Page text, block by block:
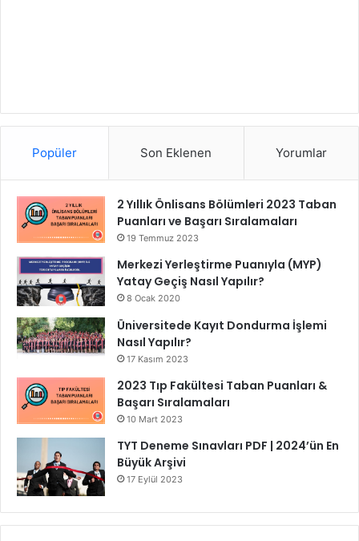
Popüler Son Eklenen Yorumlar
2 Yıllık Önlisans Bölümleri 2023 Taban
Puanları ve Başarı Sıralamaları
19 Temmuz 2023
Merkezi Yerleştirme Puanıyla (MYP)
Yatay Geçiş Nasıl Yapılır?
8 Ocak 2020
Üniversitede Kayıt Dondurma İşlemi
Nasıl Yapılır?
17 Kasım 2023
2023 Tıp Fakültesi Taban Puanları &
Başarı Sıralamaları
10 Mart 2023
TYT Deneme Sınavları PDF | 2024’ün En
Büyük Arşivi
17 Eylül 2023